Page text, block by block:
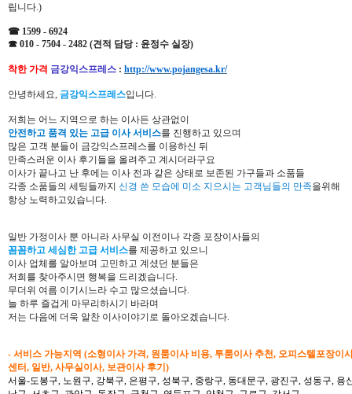
립니다.)
☎ 1599 - 6924
☎ 010 - 7504 - 2482 (견적 담당 : 윤정수 실장)
착한 가격 금강익스프레스 : http://www.pojangesa.kr/
안녕하세요, 금강익스프레스입니다.
저희는 어느 지역으로 하는 이사든 상관없이
안전하고 품격 있는 고급 이사 서비스를 진행하고 있으며
많은 고객 분들이 금강익스프레스를 이용하신 뒤
만족스러운 이사 후기들을 올려주고 계시더라구요
이사가 끝나고 난 후에는 이사 전과 같은 상태로 보존된 가구들과 소품들
각종 소품들의 세팅들까지 신경 쓴 모습에 미소 지으시는 고객님들의 만족을위해
항상 노력하고있습니다.
일반 가정이사 뿐 아니라 사무실 이전이나 각종 포장이사들의
꼼꼼하고 세심한 고급 서비스를 제공하고 있으니
이사 업체를 알아보며 고민하고 계셨던 분들은
저희를 찾아주시면 행복을 드리겠습니다.
무더위 여름 이기시느라 수고 많으셨습니다.
늘 하루 즐겁게 마무리하시기 바라며
저는 다음에 더욱 알찬 이사이야기로 돌아오겠습니다.
- 서비스 가능지역 (소형이사 가격, 원룸이사 비용, 투룸이사 추천, 오피스텔포장이
센터, 일반, 사무실이사, 보관이사 후기)
서울-도봉구, 노원구, 강북구, 은평구, 성북구, 중랑구, 동대문구, 광진구, 성동구,